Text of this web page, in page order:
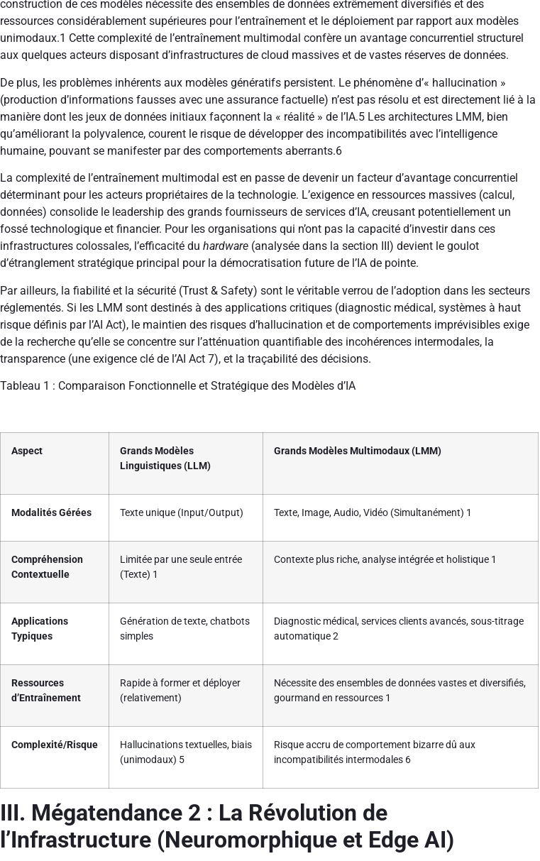
construction de ces modèles nécessite des ensembles de données extrêmement diversifiés et des
ressources considérablement supérieures pour l’entraînement et le déploiement par rapport aux modèles
unimodaux.1 Cette complexité de l’entraînement multimodal confère un avantage concurrentiel structurel
aux quelques acteurs disposant d’infrastructures de cloud massives et de vastes réserves de données.
De plus, les problèmes inhérents aux modèles génératifs persistent. Le phénomène d’« hallucination »
(production d’informations fausses avec une assurance factuelle) n’est pas résolu et est directement lié à la
manière dont les jeux de données initiaux façonnent la « réalité » de l’IA.5 Les architectures LMM, bien
qu’améliorant la polyvalence, courent le risque de développer des incompatibilités avec l’intelligence
humaine, pouvant se manifester par des comportements aberrants.6
La complexité de l’entraînement multimodal est en passe de devenir un facteur d’avantage concurrentiel
déterminant pour les acteurs propriétaires de la technologie. L’exigence en ressources massives (calcul,
données) consolide le leadership des grands fournisseurs de services d’IA, creusant potentiellement un
fossé technologique et financier. Pour les organisations qui n’ont pas la capacité d’investir dans ces
infrastructures colossales, l’efficacité du hardware (analysée dans la section III) devient le goulot
d’étranglement stratégique principal pour la démocratisation future de l’IA de pointe.
Par ailleurs, la fiabilité et la sécurité (Trust & Safety) sont le véritable verrou de l’adoption dans les secteurs
réglementés. Si les LMM sont destinés à des applications critiques (diagnostic médical, systèmes à haut
risque définis par l’AI Act), le maintien des risques d’hallucination et de comportements imprévisibles exige
de la recherche qu’elle se concentre sur l’atténuation quantifiable des incohérences intermodales, la
transparence (une exigence clé de l’AI Act 7), et la traçabilité des décisions.
Tableau 1 : Comparaison Fonctionnelle et Stratégique des Modèles d’IA
Aspect
Grands Modèles
Linguistiques (LLM)
Grands Modèles Multimodaux (LMM)
Modalités Gérées Texte unique (Input/Output) Texte, Image, Audio, Vidéo (Simultanément) 1
Compréhension
Contextuelle
Limitée par une seule entrée
(Texte) 1
Contexte plus riche, analyse intégrée et holistique 1
Applications
Typiques
Génération de texte, chatbots
simples
Diagnostic médical, services clients avancés, sous-titrage
automatique2
Ressources
d’Entraînement
Rapide à former et déployer
(relativement)
Nécessite des ensembles de données vastes et diversifiés,
gourmand en ressources 1
Complexité/Risque
Hallucinations textuelles, biais
(unimodaux) 5
Risque accru de comportement bizarre dû aux
incompatibilités intermodales 6
III. Mégatendance 2 : La Révolution de
l’Infrastructure (Neuromorphique et Edge AI)